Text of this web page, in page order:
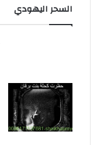
السحر اليهودي